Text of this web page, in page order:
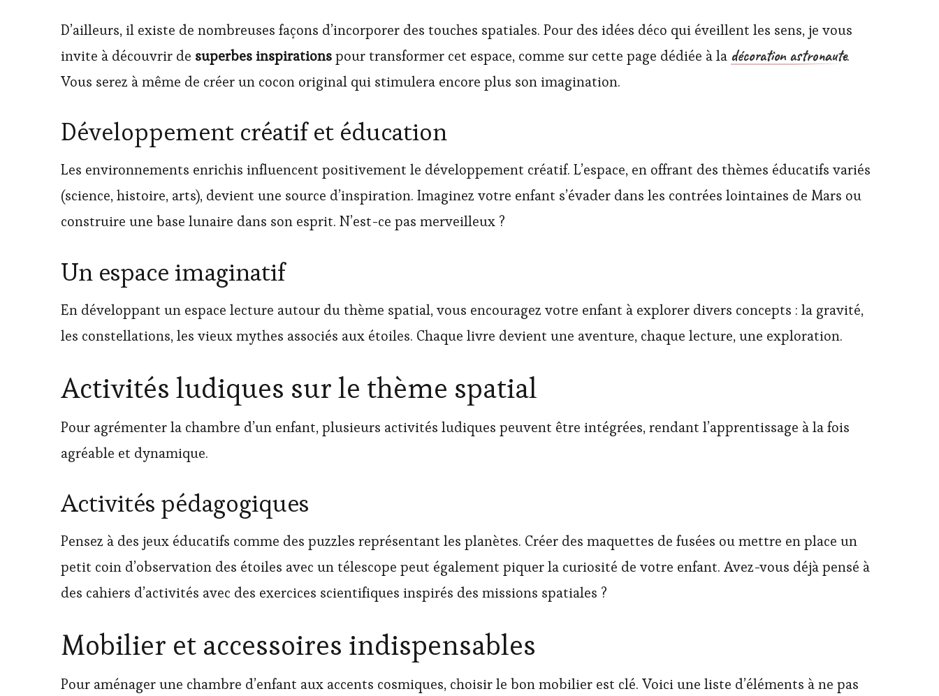
D’ailleurs, il existe de nombreuses façons d’incorporer des touches spatiales. Pour des idées déco qui éveillent les sens, je vous
invite à découvrir de superbes inspirationspour transformer cet espace, comme sur cette page dédiée à la décoration astronaute.
Vous serez à même de créer un cocon original qui stimulera encore plus son imagination.
Développement créatif et éducation
Les environnements enrichis influencent positivement le développement créatif. L’espace, en offrant des thèmes éducatifs variés
(science, histoire, arts), devient une source d’inspiration. Imaginez votre enfant s’évader dans les contrées lointaines de Mars ou
construire une base lunaire dans son esprit. N’est-ce pas merveilleux ?
Un espace imaginatif
En développant un espace lecture autour du thème spatial, vous encouragez votre enfant à explorer divers concepts : la gravité,
les constellations, les vieux mythes associés aux étoiles. Chaque livre devient une aventure, chaque lecture, une exploration.
Activités ludiques sur le thème spatial
Pour agrémenter la chambre d’un enfant, plusieurs activités ludiques peuvent être intégrées, rendant l’apprentissage à la fois
agréable et dynamique.
Activités pédagogiques
Pensez à des jeux éducatifs comme des puzzles représentant les planètes. Créer des maquettes de fusées ou mettre en place un
petit coin d’observation des étoiles avec un télescope peut également piquer la curiosité de votre enfant. Avez-vous déjà pensé à
des cahiers d’activités avec des exercices scientifiques inspirés des missions spatiales ?
Mobilier et accessoires indispensables
Pour aménager une chambre d’enfant aux accents cosmiques, choisir le bon mobilier est clé. Voici une liste d’éléments à ne pas